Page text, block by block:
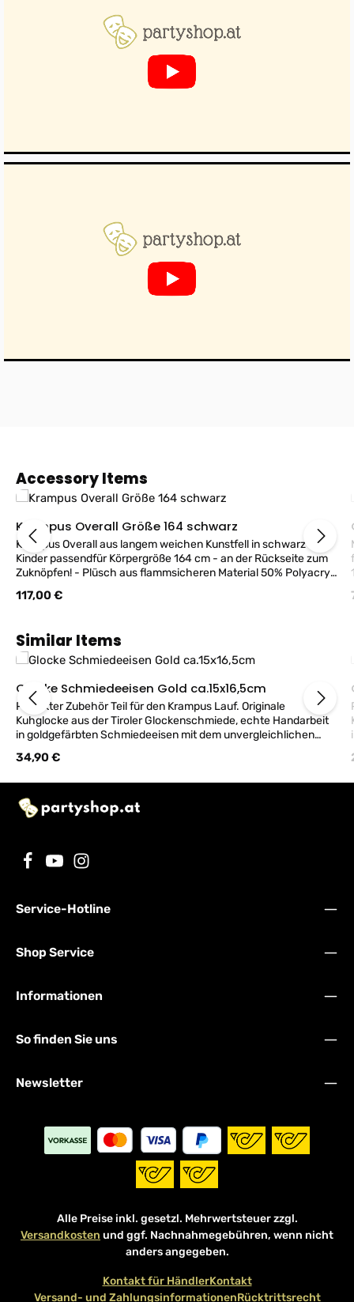
Produktgalerie überspringen
Accessory Items
Krampus Overall Größe 164 schwarz
Krampus Overall aus langem weichen Kunstfell in schwarz für
Kinder passendfür Körpergröße 164 cm - an der Rückseite zum
Zuknöpfen! - Plüsch aus flammsicheren Material 50% Polyacryl
MASKE! Angaben zur Größe:Länge Kragen-Beinende ca.145cm,
Regulärer Preis:
117,00 €
für
Produktgalerie überspringen
Similar Items
Glocke Schmiedeeisen Gold ca.15x16,5cm
Perfekter Zubehör Teil für den Krampus Lauf. Originale
Kuhglocke aus der Tiroler Glockenschmiede, echte Handarbeit
in goldgefärbten Schmiedeeisen mit dem unvergleichlichen
Abmessungen: offene Unterseite ca. 9cm, Innenbreite des
bis 6cm.
Regulärer Preis:
34,90 €
Service-Hotline
Shop Service
Informationen
So finden Sie uns
Newsletter
Alle Preise inkl. gesetzl. Mehrwertsteuer zzgl.
Versandkosten und ggf. Nachnahmegebühren, wenn nicht
anders angegeben.
Kontakt für HändlerKontakt
Versand- und ZahlungsinformationenRücktrittsrecht